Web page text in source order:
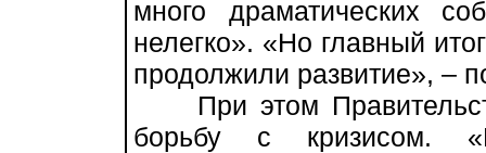
много драматических
нелегко». «Но главный
продолжили развитие», –
При этом
борьбу с кризисом.